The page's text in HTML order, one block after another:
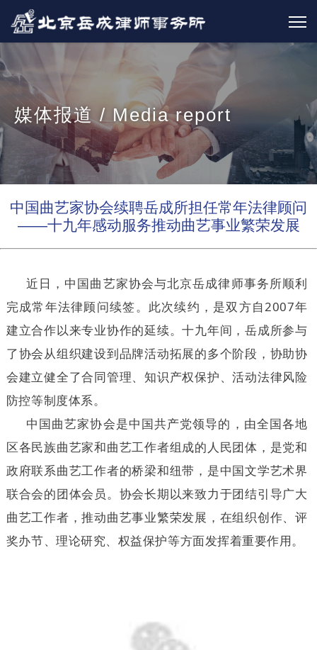
媒体报道 / Media report
中国曲艺家协会续聘岳成所担任常年法律顾问
——十九年感动服务推动曲艺事业繁荣发展
近日，中国曲艺家协会与北京岳成律师事务所顺利
完成常年法律顾问续签。此次续约，是双方自2007年
建立合作以来专业协作的延续。十九年间，岳成所参与
了协会从组织建设到品牌活动拓展的多个阶段，协助协
会建立健全了合同管理、知识产权保护、活动法律风险
防控等制度体系。
中国曲艺家协会是中国共产党领导的，由全国各地
区各民族曲艺家和曲艺工作者组成的人民团体，是党和
政府联系曲艺工作者的桥梁和纽带，是中国文学艺术界
联合会的团体会员。 协会长期以来致力于团结引导广大
曲艺工作者，推动曲艺事业繁荣发展，在组织创作、评
奖办节、理论研究、权益保护等方面发挥着重要作用。